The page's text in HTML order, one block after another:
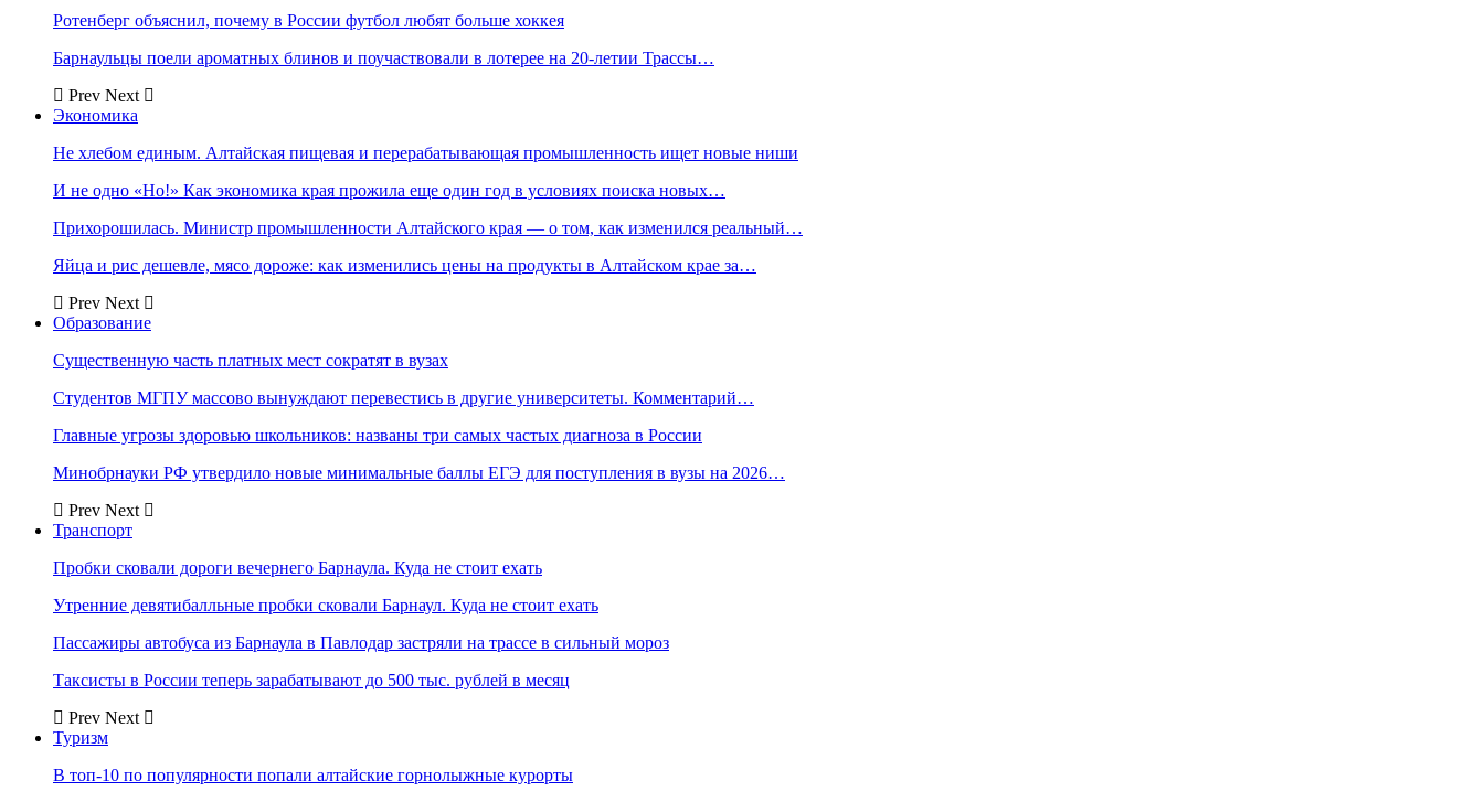
Ротенберг объяснил, почему в России футбол любят больше хоккея
Барнаульцы поели ароматных блинов и поучаствовали в лотерее на 20-летии Трассы…
Prev Next
Экономика
Не хлебом единым. Алтайская пищевая и перерабатывающая промышленность ищет новые ниши
И не одно «Но!» Как экономика края прожила еще один год в условиях поиска новых…
Прихорошилась. Министр промышленности Алтайского края — о том, как изменился реальный…
Яйца и рис дешевле, мясо дороже: как изменились цены на продукты в Алтайском крае за…
Prev Next
Образование
Существенную часть платных мест сократят в вузах
Студентов МГПУ массово вынуждают перевестись в другие университеты. Комментарий…
Главные угрозы здоровью школьников: названы три самых частых диагноза в России
Минобрнауки РФ утвердило новые минимальные баллы ЕГЭ для поступления в вузы на 2026…
Prev Next
Транспорт
Пробки сковали дороги вечернего Барнаула. Куда не стоит ехать
Утренние девятибалльные пробки сковали Барнаул. Куда не стоит ехать
Пассажиры автобуса из Барнаула в Павлодар застряли на трассе в сильный мороз
Таксисты в России теперь зарабатывают до 500 тыс. рублей в месяц
Prev Next
Туризм
В топ-10 по популярности попали алтайские горнолыжные курорты